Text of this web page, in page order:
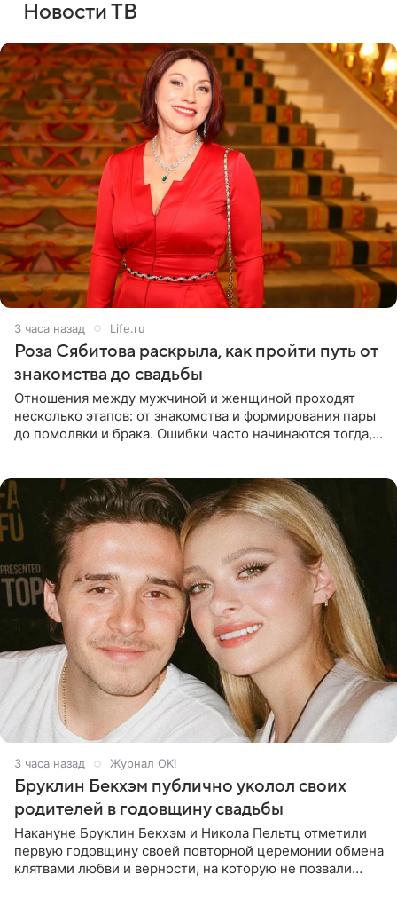
Новости ТВ
3 часа назад Life.ru
Роза Сябитова раскрыла, как пройти путь от
знакомства до свадьбы
Отношения между мужчиной и женщиной проходят
несколько этапов: от знакомства и формирования пары
до помолвки и брака. Ошибки часто начинаются тогда,
3 часа назад Журнал OK!
Бруклин Бекхэм публично уколол своих
родителей в годовщину свадьбы
Накануне Бруклин Бекхэм и Никола Пельтц отметили
первую годовщину своей повторной церемонии обмена
клятвами любви и верности, на которую не позвали